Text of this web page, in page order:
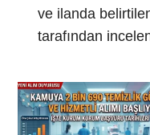
ve ilanda
tarafından